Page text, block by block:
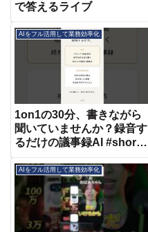
で答えるライブ
AIをフル活用して業務効率化
1on1の30分、書きながら
聞いていませんか？録音す
るだけの議事録AI #shorts
AIをフル活用して業務効率化